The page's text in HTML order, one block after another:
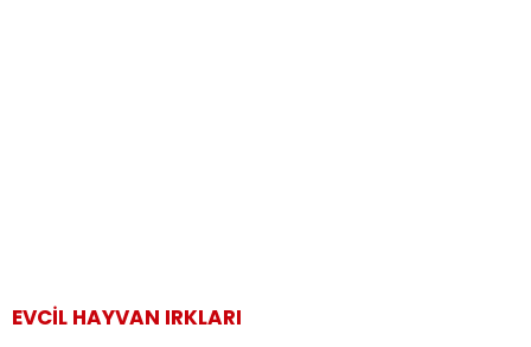
EVCIL HAYVAN IRKLARI